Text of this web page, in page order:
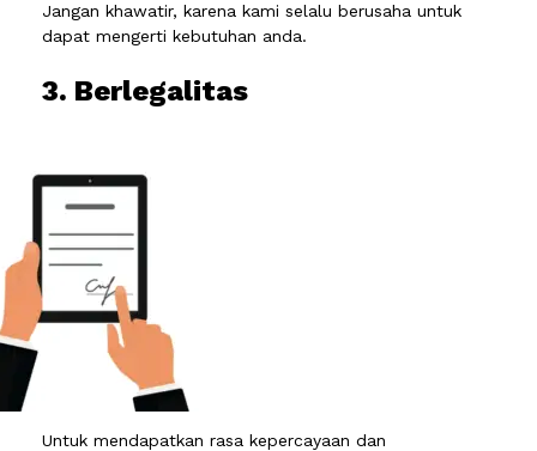
Jangan khawatir, karena kami selalu berusaha untuk
dapat mengerti kebutuhan anda.
3. Berlegalitas
Untuk mendapatkan rasa kepercayaan dan